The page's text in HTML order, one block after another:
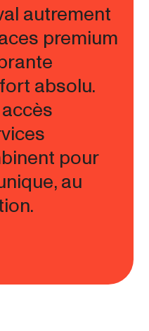
autrement
premium
absolu.
pour
au